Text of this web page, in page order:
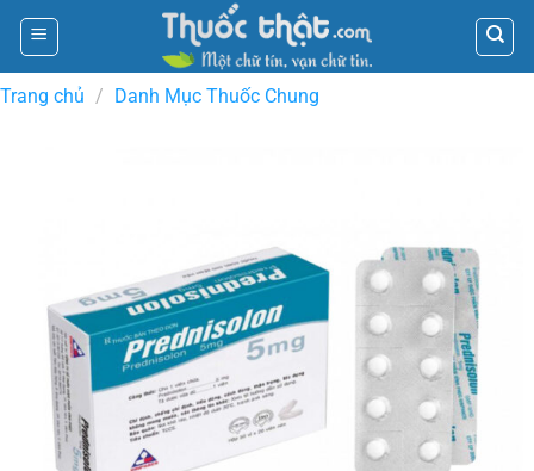
Skip
content
Trang chủ / Danh Mục Thuốc Chung